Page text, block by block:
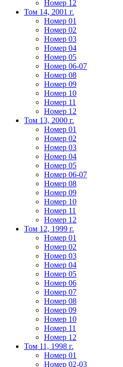
Номер 12
Том 14, 2001 г.
Номер 01
Номер 02
Номер 03
Номер 04
Номер 05
Номер 06-07
Номер 08
Номер 09
Номер 10
Номер 11
Номер 12
Том 13, 2000 г.
Номер 01
Номер 02
Номер 03
Номер 04
Номер 05
Номер 06-07
Номер 08
Номер 09
Номер 10
Номер 11
Номер 12
Том 12, 1999 г.
Номер 01
Номер 02
Номер 03
Номер 04
Номер 05
Номер 06
Номер 07
Номер 08
Номер 09
Номер 10
Номер 11
Номер 12
Том 11, 1998 г.
Номер 01
Номер 02-03